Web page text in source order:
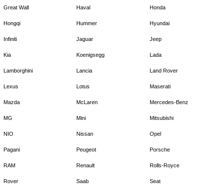
Great Wall Haval Honda
Hongqi Hummer Hyundai
Infiniti Jaguar Jeep
Kia Koenigsegg Lada
Lamborghini Lancia Land Rover
Lexus Lotus Maserati
Mazda McLaren Mercedes-Benz
MG Mini Mitsubishi
NIO Nissan Opel
Pagani Peugeot Porsche
RAM Renault Rolls-Royce
Rover Saab Seat